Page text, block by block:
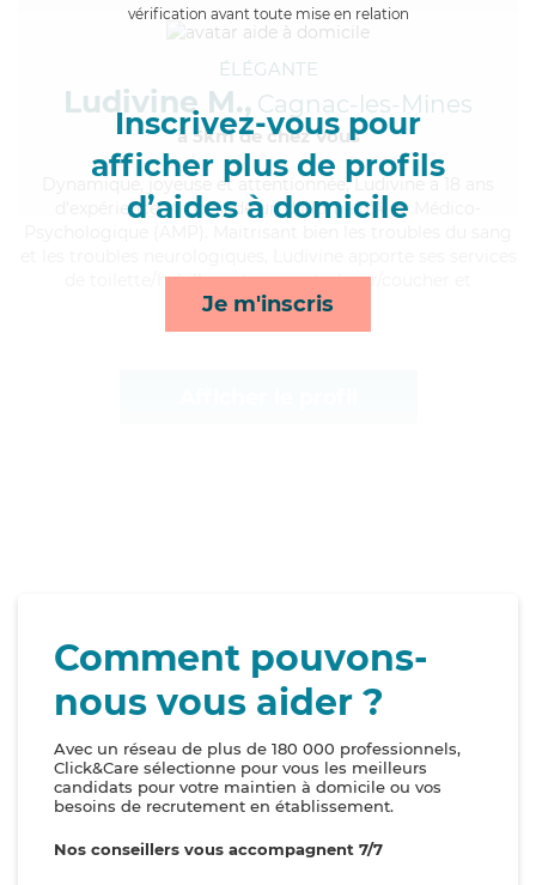
vérification avant toute mise en relation
Inscrivez-vous pour
afficher plus de profils
d’aides à domicile
Je m'inscris
ÉLÉGANTE
Ludivine M., Cagnac-les-Mines
à 5km de chez Vous
, joyeuse et attentionnée, Ludivine a 18 ans
d'expérience et possède un diplôme d'Aide Médico-
de toilette/habillage, transports, lever/coucher et
courses/livraison*
Comment pouvons-
nous vous aider ?
Avec un réseau de plus de 180 000 professionnels,
Click&Care sélectionne pour vous les meilleurs
candidats pour votre maintien à domicile ou vos
besoins de recrutement en établissement.
Nos conseillers vous accompagnent 7/7